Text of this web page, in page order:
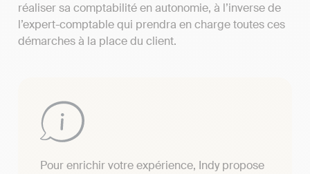
réaliser sa comptabilité en autonomie, à l’inverse de
l’expert-comptable qui prendra en charge toutes ces
démarches à la place du client.
Pour enrichir votre expérience, Indy propose